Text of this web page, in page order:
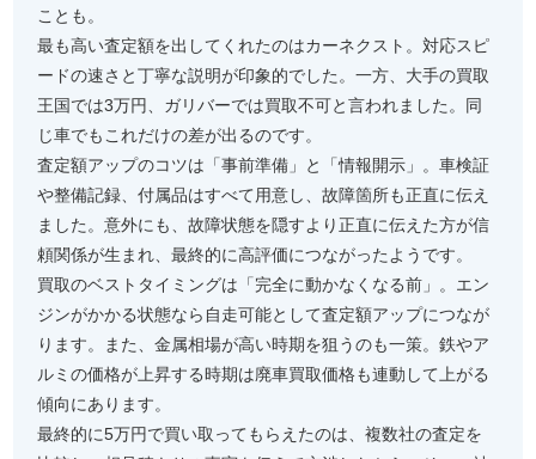
ことも。
最も高い査定額を出してくれたのはカーネクスト。対応スピ
ードの速さと丁寧な説明が印象的でした。一方、大手の買取
王国では3万円、ガリバーでは買取不可と言われました。同
じ車でもこれだけの差が出るのです。
査定額アップのコツは「事前準備」と「情報開示」。車検証
や整備記録、付属品はすべて用意し、故障箇所も正直に伝え
ました。意外にも、故障状態を隠すより正直に伝えた方が信
頼関係が生まれ、最終的に高評価につながったようです。
買取のベストタイミングは「完全に動かなくなる前」。エン
ジンがかかる状態なら自走可能として査定額アップにつなが
ります。また、金属相場が高い時期を狙うのも一策。鉄やア
ルミの価格が上昇する時期は廃車買取価格も連動して上がる
傾向にあります。
最終的に5万円で買い取ってもらえたのは、複数社の査定を